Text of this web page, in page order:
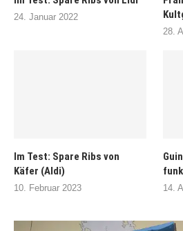
24. Januar 2022
28.
Im Test: Spare Ribs von
Käfer (Aldi)
10. Februar 2023 14.